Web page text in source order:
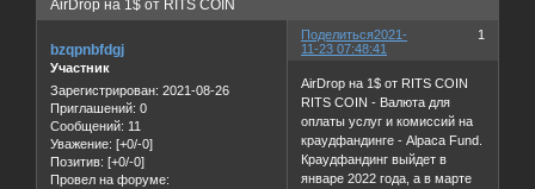
AirDrop на 1$ от RITS COIN
Поделиться 1
2021-
11-23 07:48:41
bzqpnbfdgj
Участник
Зарегистрирован: 2021-08-26
Приглашений: 0
Сообщений: 11
Уважение: [+0/-0]
Позитив: [+0/-0]
Провел на форуме:
AirDrop на 1$ от RITS COIN
RITS COIN - Валюта для
оплаты услуг и комиссий на
краудфандинге - Alpaca Fund.
Краудфандинг выйдет в
январе 2022 года, а в марте